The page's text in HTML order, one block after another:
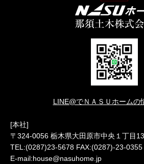
LINE@でＮＡＳＵホームの
[本社]
〒324-0056 栃木県大田原市中央１丁目
TEL:(0287)23-5678 FAX:(0287)-23-0355
E-mail:house@nasuhome.jp